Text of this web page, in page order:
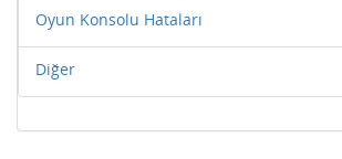
Oyun Konsolu Hataları
Diğer